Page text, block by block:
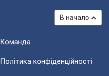
В начало
Команда
Політика конфіденційності